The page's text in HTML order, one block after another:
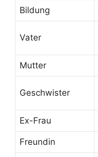
Bildung
Vater
Mutter
Geschwister
Ex-Frau
Freundin